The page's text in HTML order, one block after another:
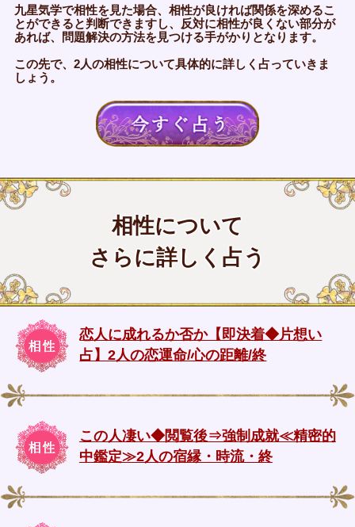
九星気学で相性を見た場合、相性が良ければ関係を深めるこ
とができると判断できますし、反対に相性が良くない部分が
あれば、問題解決の方法を見つける手がかりとなります。
この先で、2人の相性について具体的に詳しく占っていきま
しょう。
相性について
さらに詳しく占う
恋人に成れるか否か【即決着◆片想い
占】2人の恋運命/心の距離/終
この人凄い◆閲覧後⇒強制成就≪精密的
中鑑定≫2人の宿縁・時流・終